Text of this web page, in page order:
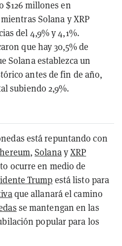
$126 millones en
Solana y XRP
del 4,9% y 4,1%.
que hay 30,5% de
Solana establezca un
antes de fin de año,
subiendo 2,9%.
está repuntando con
,SolanayXRP
ocurre en medio de
Trump está listo para
que allanará el camino
se mantengan en las
popular para los